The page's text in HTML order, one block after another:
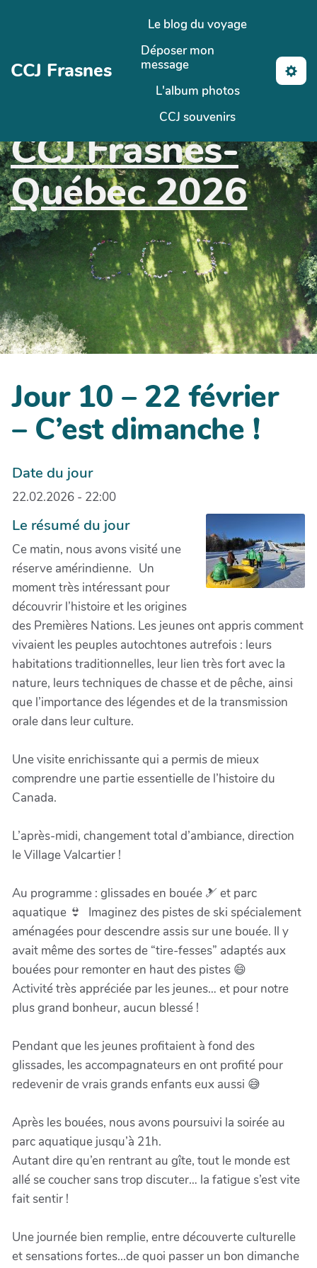
Aller au contenu principal
CCJ Frasnes
Le blog du voyage
Déposer mon
message
L'album photos
CCJ souvenirs
CCJ Frasnes-
Québec 2026
Jour 10 – 22 février
– C’est dimanche !
Date du jour
22.02.2026 - 22:00
Le résumé du jour
Ce matin, nous avons visité une
réserve amérindienne. Un
moment très intéressant pour
découvrir l’histoire et les origines
des Premières Nations. Les jeunes ont appris comment
vivaient les peuples autochtones autrefois : leurs
habitations traditionnelles, leur lien très fort avec la
nature, leurs techniques de chasse et de pêche, ainsi
que l’importance des légendes et de la transmission
orale dans leur culture.
Une visite enrichissante qui a permis de mieux
comprendre une partie essentielle de l’histoire du
Canada.
L’après-midi, changement total d’ambiance, direction
le Village Valcartier !
Au programme : glissades en bouée 🎿 et parc
aquatique 👙 Imaginez des pistes de ski spécialement
aménagées pour descendre assis sur une bouée. Il y
avait même des sortes de “tire-fesses” adaptés aux
bouées pour remonter en haut des pistes 😄
Activité très appréciée par les jeunes… et pour notre
plus grand bonheur, aucun blessé !
Pendant que les jeunes profitaient à fond des
glissades, les accompagnateurs en ont profité pour
redevenir de vrais grands enfants eux aussi 😅
Après les bouées, nous avons poursuivi la soirée au
parc aquatique jusqu’à 21h.
Autant dire qu’en rentrant au gîte, tout le monde est
allé se coucher sans trop discuter… la fatigue s’est vite
fait sentir !
Une journée bien remplie, entre découverte culturelle
et sensations fortes...de quoi passer un bon dimanche